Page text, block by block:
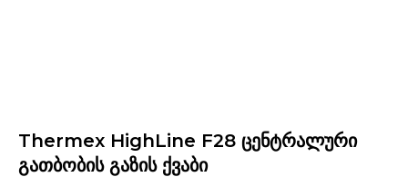
Thermex HighLine F28 ცენტრალური
გათბობის გაზის ქვაბი